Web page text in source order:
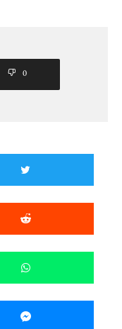
0